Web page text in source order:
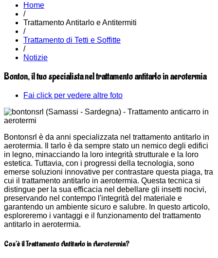
Home
/
Trattamento Antitarlo e Antitermiti
/
Trattamento di Tetti e Soffitte
/
Notizie
Bonton, il tuo specialista nel trattamento antitarlo in aerotermia
Fai click per vedere altre foto
Bontonsrl è da anni specializzata nel trattamento antitarlo in
aerotermia. Il tarlo è da sempre stato un nemico degli edifici
in legno, minacciando la loro integrità strutturale e la loro
estetica. Tuttavia, con i progressi della tecnologia, sono
emerse soluzioni innovative per contrastare questa piaga, tra
cui il trattamento antitarlo in aerotermia. Questa tecnica si
distingue per la sua efficacia nel debellare gli insetti nocivi,
preservando nel contempo l'integrità del materiale e
garantendo un ambiente sicuro e salubre. In questo articolo,
esploreremo i vantaggi e il funzionamento del trattamento
antitarlo in aerotermia.
Cos'è il Trattamento Antitarlo in Aerotermia?